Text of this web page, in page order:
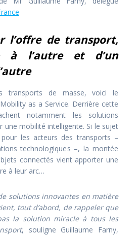
l’offre de transport,
à l’autre et d’un
transports de masse, voici le
as a Service. Derrière cette
notamment les solutions
une mobilité intelligente. Si le sujet
pour les acteurs des transports –
technologiques –, la montée
connectés vient apporter une
à leur arc…
solutions innovantes en matière
tout d’abord, de rappeler que
la solution miracle à tous les
, souligne Guillaume Farny,